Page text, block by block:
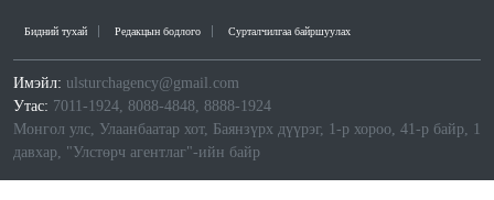
Бидний тухай Редакцын бодлого Сурталчилгаа байршуулах
Имэйл: ulsturchagency@gmail.com
Утас: 7011-1924, 8088-4848, 8888-1924
Монгол улс, Улаанбаатар хот, Баянзүрх дүүрэг, 1-р хороо, 41-р байр, 1
давхар, "Улстөрч агентлаг"-ийн байр